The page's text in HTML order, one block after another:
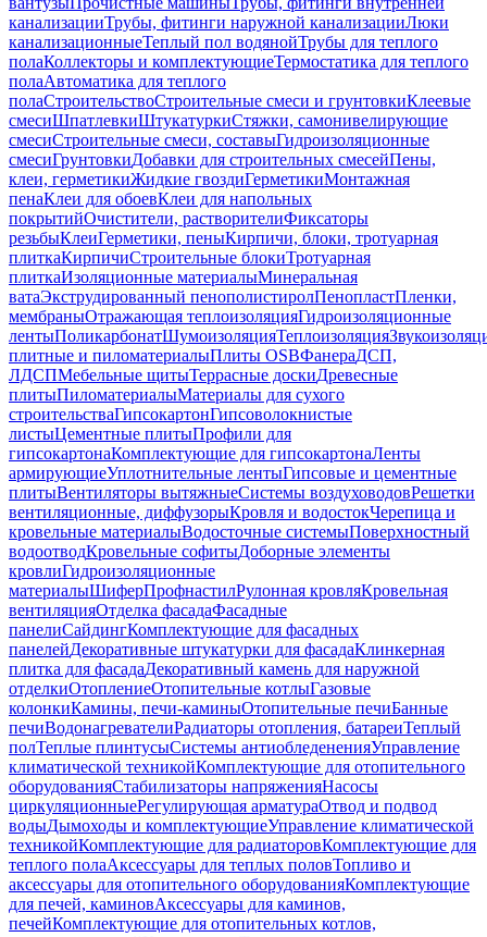
канализацииТрубы, фитинги наружной канализацииЛюки
канализационныеТеплый пол водянойТрубы для теплого
полаКоллекторы и комплектующиеТермостатика для теплого
полаАвтоматика для теплого
полаСтроительствоСтроительные смеси и грунтовкиКлеевые
смесиШпатлевкиШтукатуркиСтяжки, самонивелирующие
смесиСтроительные смеси, составыГидроизоляционные
смесиГрунтовкиДобавки для строительных смесейПены,
клеи, герметикиЖидкие гвоздиГерметикиМонтажная
пенаКлеи для обоевКлеи для напольных
покрытийОчистители, растворителиФиксаторы
резьбыКлеиГерметики, пеныКирпичи, блоки, тротуарная
плиткаКирпичиСтроительные блокиТротуарная
плиткаИзоляционные материалыМинеральная
ватаЭкструдированный пенополистиролПенопластПленки,
мембраныОтражающая теплоизоляцияГидроизоляционные
лентыПоликарбонатШумоизоляцияТеплоизоляция
плитные и пиломатериалыПлиты OSBФанераДСП,
ЛДСПМебельные щитыТеррасные доскиДревесные
плитыПиломатериалыМатериалы для сухого
строительстваГипсокартонГипсоволокнистые
листыЦементные плитыПрофили для
гипсокартонаКомплектующие для гипсокартонаЛенты
армирующиеУплотнительные лентыГипсовые и цементные
плитыВентиляторы вытяжныеСистемы воздуховодовРешетки
вентиляционные, диффузорыКровля и водостокЧерепица и
кровельные материалыВодосточные системыПоверхностный
водоотводКровельные софитыДоборные элементы
кровлиГидроизоляционные
материалыШиферПрофнастилРулонная кровляКровельная
вентиляцияОтделка фасадаФасадные
панелиСайдингКомплектующие для фасадных
панелейДекоративные штукатурки для фасадаКлинкерная
плитка для фасадаДекоративный камень для наружной
отделкиОтоплениеОтопительные котлыГазовые
колонкиКамины, печи-каминыОтопительные печиБанные
печиВодонагревателиРадиаторы отопления, батареиТеплый
полТеплые плинтусыСистемы антиобледененияУправление
климатической техникойКомплектующие для отопительного
оборудованияСтабилизаторы напряженияНасосы
циркуляционныеРегулирующая арматураОтвод и подвод
водыДымоходы и комплектующиеУправление климатической
техникойКомплектующие для радиаторовКомплектующие для
теплого полаАксессуары для теплых половТопливо и
аксессуары для отопительного оборудованияКомплектующие
для печей, каминовАксессуары для каминов,
печейКомплектующие для отопительных котлов,